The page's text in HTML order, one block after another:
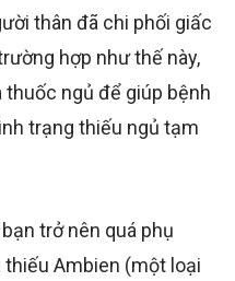
thân đã chi phối giấc
hợp như thế này,
ngủ để giúp bệnh
trạng thiếu ngủ tạm
trở nên quá phụ
Ambien (một loại